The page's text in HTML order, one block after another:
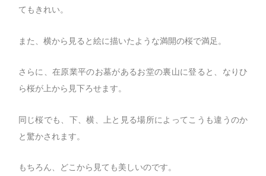
てもきれい。
また、横から見ると絵に描いたような満開の桜で満足。
さらに、在原業平のお墓があるお堂の裏山に登ると、なりひ
ら桜が上から見下ろせます。
同じ桜でも、下、横、上と見る場所によってこうも違うのか
と驚かされます。
もちろん、どこから見ても美しいのです。